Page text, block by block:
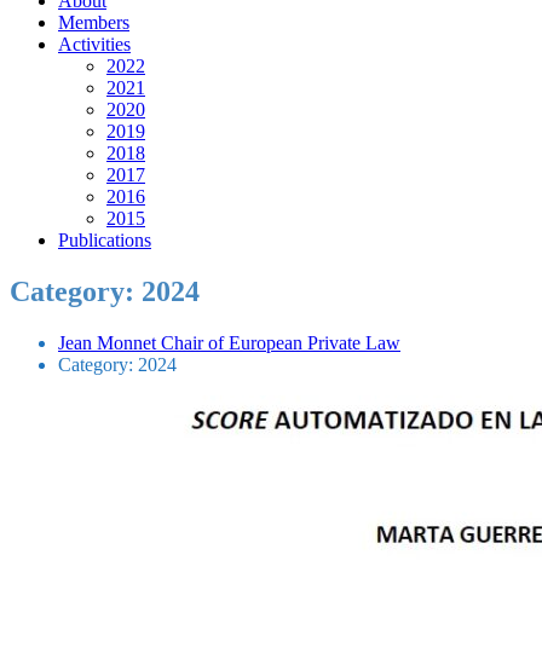
Members
Activities
2022
2021
2020
2019
2018
2017
2016
2015
Publications
Category: 2024
Jean Monnet Chair of European Private Law
Category: 2024